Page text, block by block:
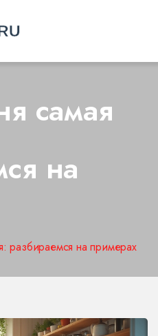
самая
на
разбираемся на примерах